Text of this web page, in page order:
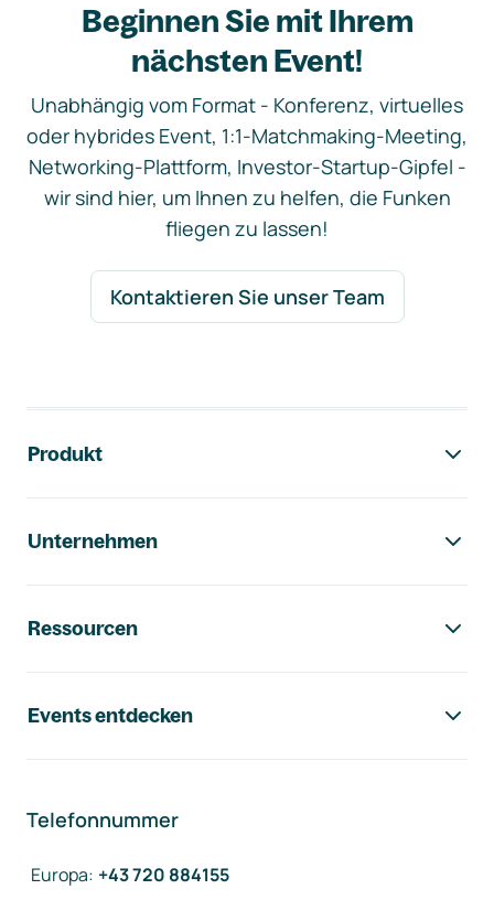
Beginnen Sie mit Ihrem
nächsten Event!
Unabhängig vom Format - Konferenz, virtuelles
oder hybrides Event, 1:1-Matchmaking-Meeting,
Networking-Plattform, Investor-Startup-Gipfel -
wir sind hier, um Ihnen zu helfen, die Funken
fliegen zu lassen!
Kontaktieren Sie unser Team
Produkt
Unternehmen
Ressourcen
Events entdecken
Telefonnummer
Europa: +43 720 884155